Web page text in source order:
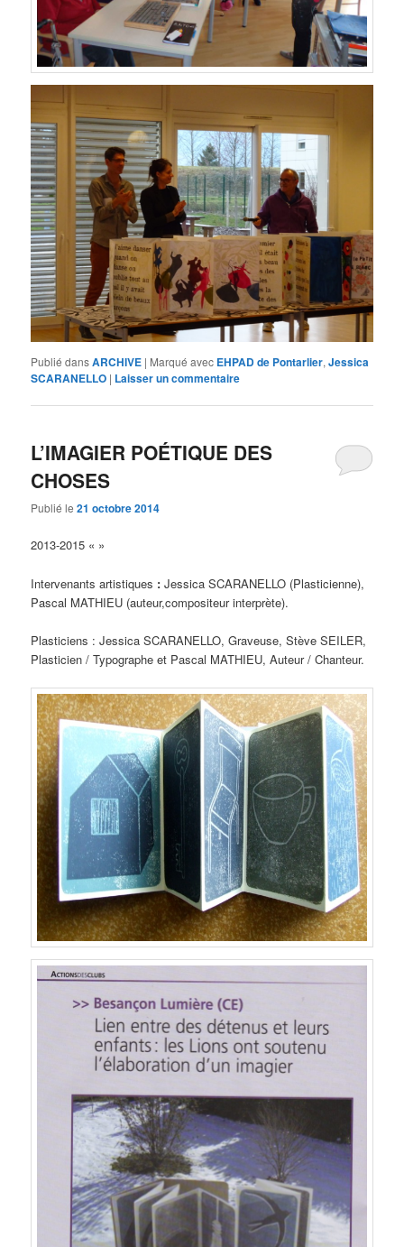
Publié dansARCHIVE | Marqué avec EHPAD de Pontarlier,Jessica
SCARANELLO | Laisser un commentaire
L’IMAGIER POÉTIQUE DES
CHOSES
Publié le21 octobre 2014
2013-2015 « »
Intervenants artistiques :Jessica SCARANELLO (Plasticienne),
Pascal MATHIEU (auteur,compositeur interprète).
Plasticiens : Jessica SCARANELLO, Graveuse, Stève SEILER,
Plasticien / Typographe et Pascal MATHIEU, Auteur / Chanteur.